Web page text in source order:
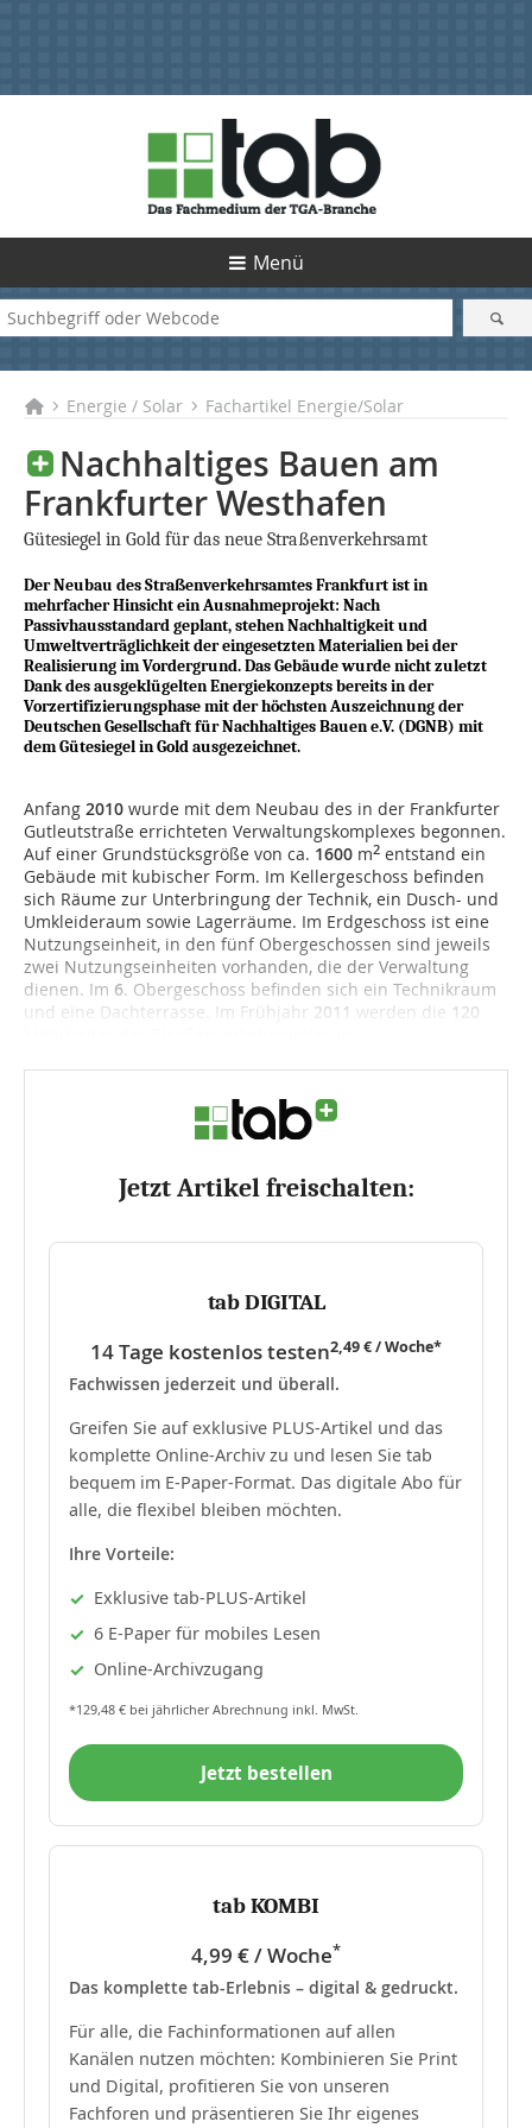
Menü
Energie / Solar Fachartikel Energie/Solar
Nachhaltiges Bauen am
Frankfurter Westhafen
Gütesiegel in Gold für das neue Straßenverkehrsamt
Der Neubau des Straßenverkehrsamtes Frankfurt ist in
mehrfacher Hinsicht ein Ausnahmeprojekt: Nach
Passivhausstandard geplant, stehen Nachhaltigkeit und
Umweltverträglichkeit der eingesetzten Materialien bei der
Realisierung im Vordergrund. Das Gebäude wurde nicht zuletzt
Dank des ausgeklügelten Energiekonzepts bereits in der
Vorzertifizierungsphase mit der höchsten Auszeichnung der
Deutschen Gesellschaft für Nachhaltiges Bauen e.V. (DGNB) mit
dem Gütesiegel in Gold ausgezeichnet.
Anfang 2010 wurde mit dem Neubau des in der Frankfurter
Gutleutstraße errichteten Verwaltungskomplexes begonnen.
Auf einer Grundstücksgröße von ca. 1600 m2 entstand ein
Gebäude mit kubischer Form. Im Kellergeschoss befinden
sich Räume zur Unterbringung der Technik, ein Dusch- und
Umkleideraum sowie Lagerräume. Im Erdgeschoss ist eine
Nutzungseinheit, in den fünf Obergeschossen sind jeweils
zwei Nutzungseinheiten vorhanden, die der Verwaltung
dienen. Im 6. Obergeschoss befinden sich ein Technikraum
und eine Dachterrasse. Im Frühjahr 2011 werden die 120
Jetzt Artikel freischalten:
tab DIGITAL
14 Tage kostenlos testen2,49 € / Woche*
Fachwissen jederzeit und überall.
Greifen Sie auf exklusive PLUS-Artikel und das
komplette Online-Archiv zu und lesen Sie tab
bequem im E-Paper-Format. Das digitale Abo für
alle, die flexibel bleiben möchten.
Ihre Vorteile:
Exklusive tab-PLUS-Artikel
6 E-Paper für mobiles Lesen
Online-Archivzugang
*129,48 € bei jährlicher Abrechnung inkl. MwSt.
Jetzt bestellen
tab KOMBI
4,99 € / Woche*
Das komplette tab-Erlebnis – digital & gedruckt.
Für alle, die Fachinformationen auf allen
Kanälen nutzen möchten: Kombinieren Sie Print
und Digital, profitieren Sie von unseren
Fachforen und präsentieren Sie Ihr eigenes